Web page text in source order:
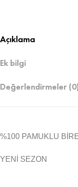
Açıklama
Ek bilgi
Değerlendirmeler
%100 PAMUKLU
YENİ SEZON